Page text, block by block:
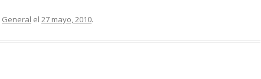
General el 27 mayo, 2010.